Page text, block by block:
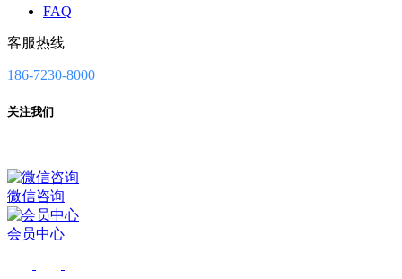
FAQ
客服热线
186-7230-8000
关注我们
微信咨询
会员中心